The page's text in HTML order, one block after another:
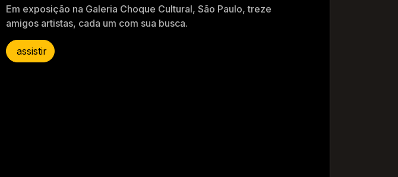
Em exposição na Galeria Choque Cultural, São Paulo, treze
amigos artistas, cada um com sua busca.
assistir